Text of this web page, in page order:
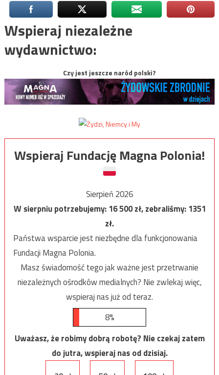
Wspieraj niezależne
wydawnictwo:
Czy jest jeszcze naród polski?
Wspieraj Fundację Magna Polonia!
Sierpień 2026
W sierpniu potrzebujemy:16 500zł, zebraliśmy:1351
zł.
Państwa wsparcie jest niezbędne dla funkcjonowania
Fundacji Magna Polonia.
Masz świadomość tego jak ważne jest przetrwanie
niezależnych ośrodków medialnych? Nie zwlekaj więc,
wspieraj nas już od teraz.
8%
Uważasz, że robimy dobrą robotę? Nie czekaj zatem
do jutra, wspieraj nas od dzisiaj.